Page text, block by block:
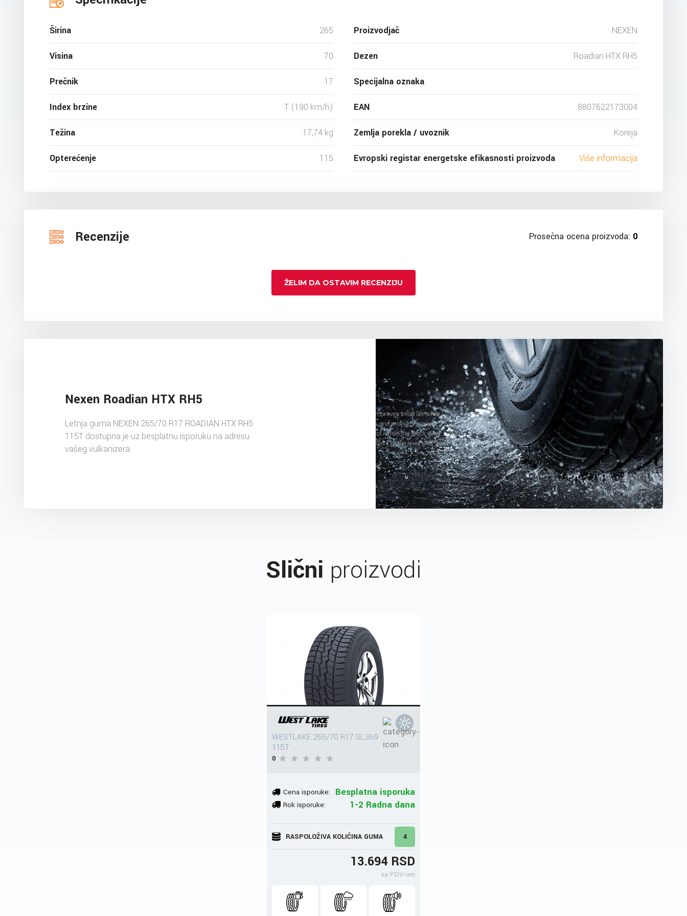
Širina 265
Visina 70
Prečnik 17
Index brzine T (190 km/h)
Težina 17,74 kg
Opterećenje 115
Proizvodjač NEXEN
Dezen Roadian HTX RH5
Specijalna oznaka
EAN 8807622173004
Zemlja porekla / uvoznik Koreja
Evropski registar energetske efikasnosti proizvoda Više informacija
Recenzije Prosečna ocena proizvoda: 0
ŽELIM DA OSTAVIM RECENZIJU
Nexen Roadian HTX RH5
Letnja guma NEXEN 265/70 R17 ROADIAN HTX RH5
115T dostupna je uz besplatnu isporuku na adresu
vašeg vulkanizera.
Slični proizvodi
WESTLAKE 265/70 R17 SL369
115T
0
Cena isporuke: Besplatna isporuka
Rok isporuke: 1-2 Radna dana
RASPOLOŽIVA KOLIČINA GUMA 4
13.694 RSD
sa PDV-om